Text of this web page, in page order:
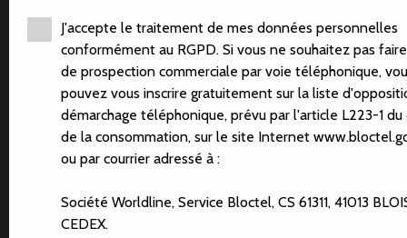
+ de photos
MAISON BOURGEOISE AVEC
PETIT JARDIN AU COEUR
J'accepte le traitement de mes données personnelles
conformément au RGPD. Si vous ne souhaitez pas
de prospection commerciale par voie téléphonique,
pouvez vous inscrire gratuitement sur la liste
démarchage téléphonique, prévu par l'article L223-1 du
de la consommation, sur le site Internet
ou par courrier adressé à :
Société Worldline, Service Bloctel, CS 61311, 41013
CEDEX.